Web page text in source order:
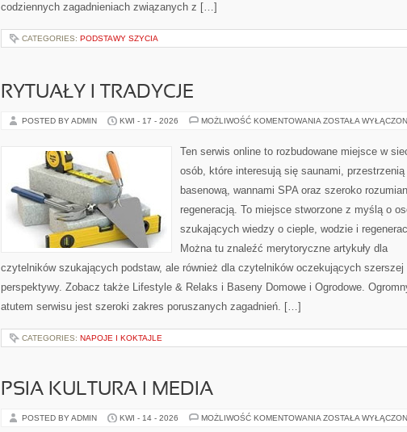
codziennych zagadnieniach związanych z […]
CATEGORIES: PODSTAWY SZYCIA
RYTUAŁY I TRADYCJE
POSTED BY ADMIN KWI - 17 - 2026 MOŻLIWOŚĆ KOMENTOWANIA RYTUAŁY
ZOSTAŁA
Ten serwis online to rozbudowane miejsce w
osób, które interesują się saunami, przestrzenią
basenową, wannami SPA oraz szeroko
regeneracją. To miejsce stworzone z myślą o
szukających wiedzy o cieple, wodzie i
Można tu znaleźć merytoryczne artykuły dla
czytelników szukających podstaw, ale również dla czytelników oczekujących szerszej
perspektywy. Zobacz także Lifestyle & Relaks i Baseny Domowe i Ogrodowe.
atutem serwisu jest szeroki zakres poruszanych zagadnień. […]
CATEGORIES: NAPOJE I KOKTAJLE
PSIA KULTURA I MEDIA
POSTED BY ADMIN KWI - 14 - 2026 MOŻLIWOŚĆ KOMENTOWANIA PSIA
ZOSTAŁA